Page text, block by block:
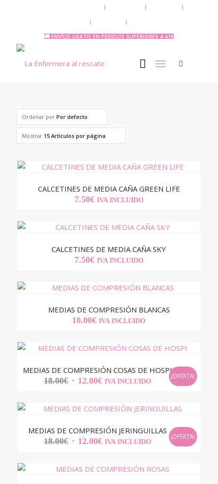
🚚 ENVÍOS GRATIS EN PEDIDOS SUPERIORES A 61€
Ordenar por Por defecto
Mostrar 15 Artículos por página
CALCETINES DE MEDIA CAÑA GREEN LIFE
7.50€ IVA INCLUIDO
CALCETINES DE MEDIA CAÑA SKY
7.50€ IVA INCLUIDO
MEDIAS DE COMPRESIÓN BLANCAS
10.00€ IVA INCLUIDO
MEDIAS DE COMPRESIÓN COSAS DE HOSPI
18.00€ EL
ERA:
12.00€EL
ES:
IVA INCLUIDO
¡OFERTA!
MEDIAS DE COMPRESIÓN JERINGUILLAS
18.00€ EL
ERA:
12.00€EL
ES:
IVA INCLUIDO
¡OFERTA!